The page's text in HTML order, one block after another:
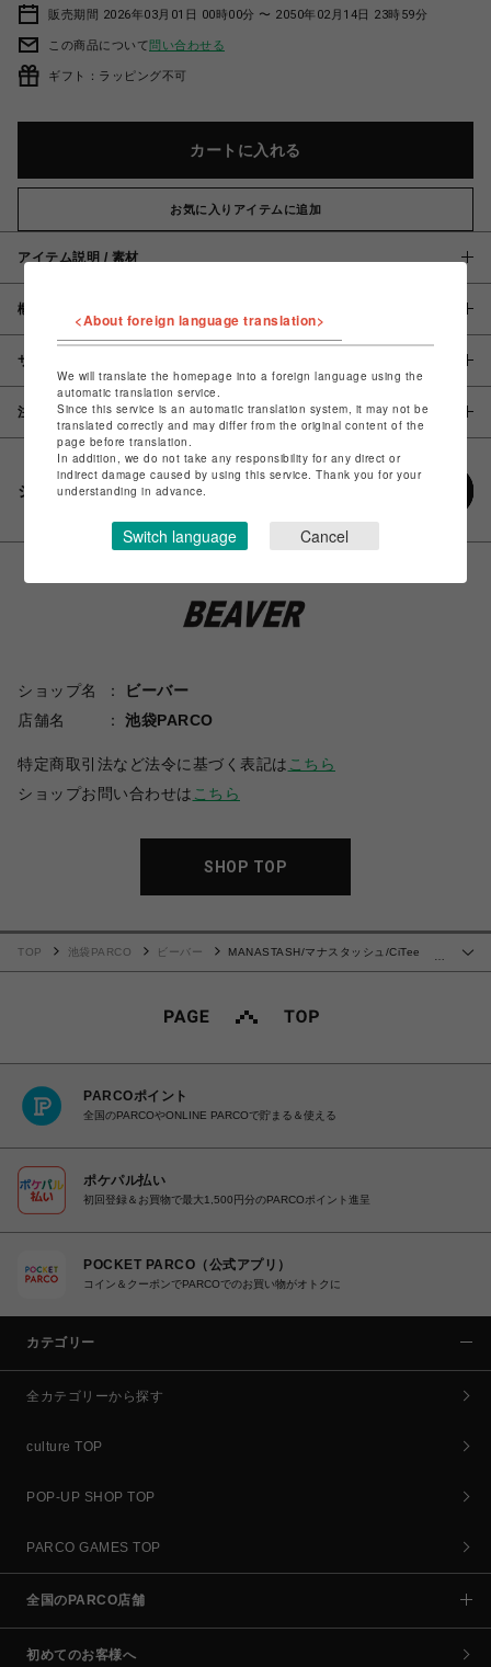
販売期間 2026年03月01日 00時00分 〜 2050年02月14日 23時59分
この商品について問い合わせる
ギフト：ラッピング不可
カートに入れる
お気に入りアイテムに追加
アイテム説明 / 素材
概要
サイズ
注意事項
シェアする
ショップ名
ビーバー
店舗名
池袋PARCO
特定商取引法など法令に基づく表記は こちら
ショップお問い合わせは こちら
SHOP TOP
TOP 池袋PARCO ビーバー
MANASTASH/マナスタッシュ/CiTee
PARCOポイント
全国のPARCOやONLINE PARCOで貯まる＆使える
ポケパル払い
初回登録＆お買物で最大1,500円分のPARCOポイント進呈
POCKET PARCO（公式アプリ）
コイン＆クーポンでPARCOでのお買い物がオトクに
カテゴリー
全カテゴリーから探す
culture TOP
POP-UP SHOP TOP
PARCO GAMES TOP
全国のPARCO店舗
初めてのお客様へ
<About foreign language translation>
We will translate the homepage into a foreign language using the
automatic translation service.
Since this service is an automatic translation system, it may not be
translated correctly and may differ from the original content of the
page before translation.
In addition, we do not take any responsibility for any direct or
indirect damage caused by using this service. Thank you for your
understanding in advance.
Switch language Cancel